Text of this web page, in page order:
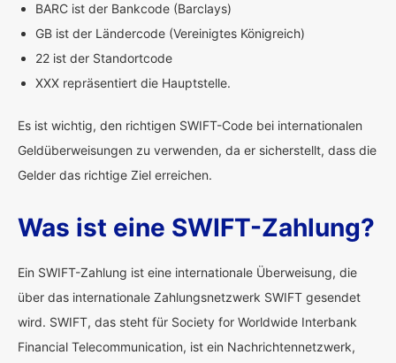
BARC ist der Bankcode (Barclays)
GB ist der Ländercode (Vereinigtes Königreich)
22 ist der Standortcode
XXX repräsentiert die Hauptstelle.
Es ist wichtig, den richtigen SWIFT-Code bei internationalen
Geldüberweisungen zu verwenden, da er sicherstellt, dass die
Gelder das richtige Ziel erreichen.
Was ist eine SWIFT-Zahlung?
Ein SWIFT-Zahlung ist eine internationale Überweisung, die
über das internationale Zahlungsnetzwerk SWIFT gesendet
wird. SWIFT, das steht für Society for Worldwide Interbank
Financial Telecommunication, ist ein Nachrichtennetzwerk,